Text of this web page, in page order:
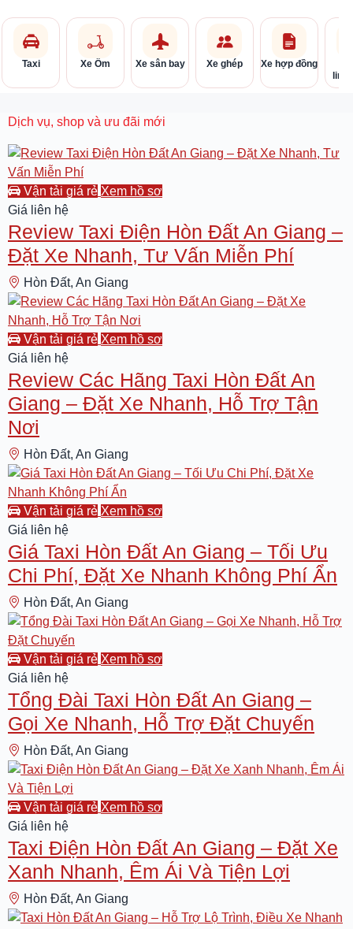
Taxi Xe Ôm Xe sân bay Xe ghép Xe hợp đồng
Dịch vụ, shop và ưu đãi mới
Vận tải giá rẻ Xem hồ sơ
Giá liên hệ
Review Taxi Điện Hòn Đất An Giang –
Đặt Xe Nhanh, Tư Vấn Miễn Phí
Hòn Đất, An Giang
Vận tải giá rẻ Xem hồ sơ
Giá liên hệ
Review Các Hãng Taxi Hòn Đất An
Giang – Đặt Xe Nhanh, Hỗ Trợ Tận
Nơi
Hòn Đất, An Giang
Vận tải giá rẻ Xem hồ sơ
Giá liên hệ
Giá Taxi Hòn Đất An Giang – Tối Ưu
Chi Phí, Đặt Xe Nhanh Không Phí Ẩn
Hòn Đất, An Giang
Vận tải giá rẻ Xem hồ sơ
Giá liên hệ
Tổng Đài Taxi Hòn Đất An Giang –
Gọi Xe Nhanh, Hỗ Trợ Đặt Chuyến
Hòn Đất, An Giang
Vận tải giá rẻ Xem hồ sơ
Giá liên hệ
Taxi Điện Hòn Đất An Giang – Đặt Xe
Xanh Nhanh, Êm Ái Và Tiện Lợi
Hòn Đất, An Giang